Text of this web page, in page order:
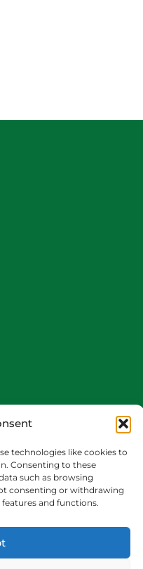
technologies like cookies to
Consenting to these
such as browsing
consenting or withdrawing
and functions.
39610 Cantabria